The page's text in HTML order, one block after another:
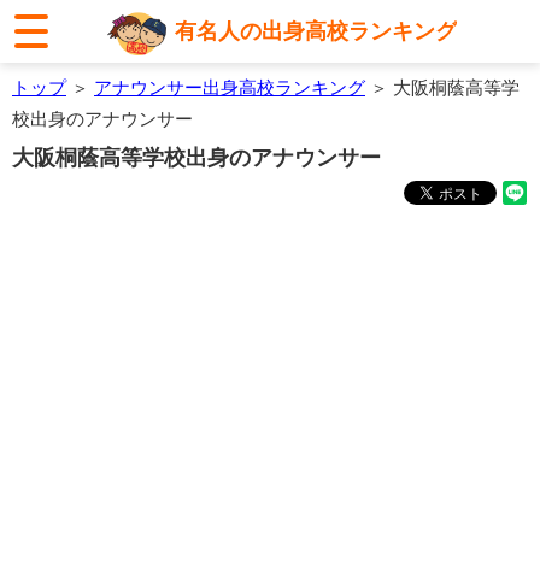
有名人の出身高校ランキング
トップ＞ アナウンサー出身高校ランキング ＞ 大阪桐蔭高等学
校出身のアナウンサー
大阪桐蔭高等学校出身のアナウンサー